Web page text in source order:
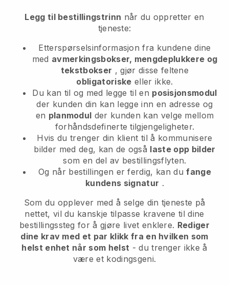
Legg til bestillingstrinn når du oppretter en
tjeneste:
Etterspørselsinformasjon fra kundene dine
med avmerkingsbokser, mengdeplukkere og
tekstbokser , gjør disse feltene
obligatoriske eller ikke.
Du kan til og med legge til en posisjonsmodul
der kunden din kan legge inn en adresse og
en planmodul der kunden kan velge mellom
forhåndsdefinerte tilgjengeligheter.
Hvis du trenger din klient til å kommunisere
bilder med deg, kan de også laste opp bilder
som en del av bestillingsflyten.
Og når bestillingen er ferdig, kan dufange
kundens signatur .
Som du opplever med å selge din tjeneste på
nettet, vil du kanskje tilpasse kravene til dine
bestillingssteg for å gjøre livet enklere. Rediger
dine krav med et par klikk fra en hvilken som
helst enhet når som helst - du trenger ikke å
være et kodingsgeni.